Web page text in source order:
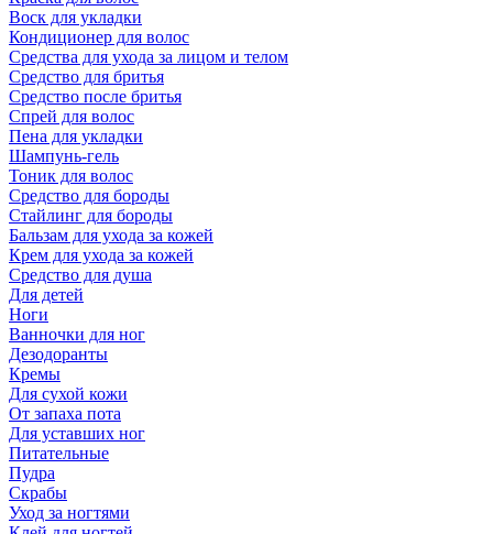
Воск для укладки
Кондиционер для волос
Средства для ухода за лицом и телом
Средство для бритья
Средство после бритья
Спрей для волос
Пена для укладки
Шампунь-гель
Тоник для волос
Средство для бороды
Стайлинг для бороды
Бальзам для ухода за кожей
Крем для ухода за кожей
Средство для душа
Для детей
Ноги
Ванночки для ног
Дезодоранты
Кремы
Для сухой кожи
От запаха пота
Для уставших ног
Питательные
Пудра
Скрабы
Уход за ногтями